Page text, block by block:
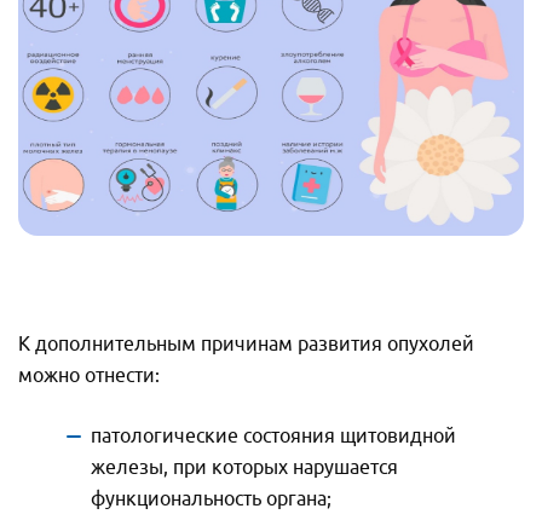
К дополнительным причинам развития опухолей
можно отнести:
патологические состояния щитовидной
железы, при которых нарушается
функциональность органа;